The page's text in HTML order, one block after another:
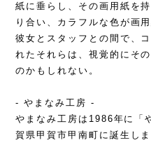
紙に垂らし、その画用紙を
り合い、カラフルな色が画
彼女とスタッフとの間で、
れたそれらは、視覚的にそ
のかもしれない。
- やまなみ工房 -
やまなみ工房は1986年に「
賀県甲賀市甲南町に誕生しま